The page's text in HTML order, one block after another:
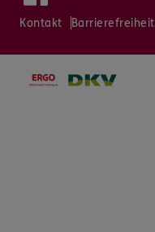
Kontakt Barrierefreiheit